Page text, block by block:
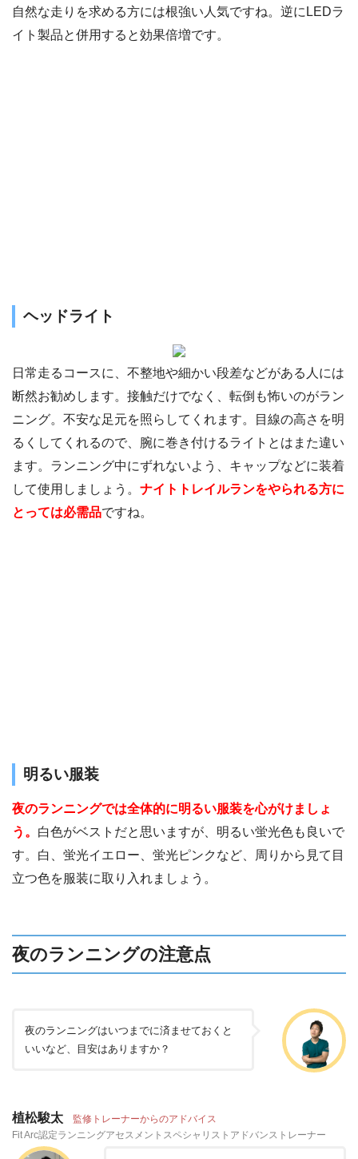
自然な走りを求める方には根強い人気ですね。逆にLEDラ
イト製品と併用すると効果倍増です。
ヘッドライト
日常走るコースに、不整地や細かい段差などがある人には
断然お勧めします。接触だけでなく、転倒も怖いのがラン
ニング。不安な足元を照らしてくれます。目線の高さを明
るくしてくれるので、腕に巻き付けるライトとはまた違い
ます。ランニング中にずれないよう、キャップなどに装着
して使用しましょう。 ナイトトレイルランをやられる方に
とっては必需品ですね。
明るい服装
夜のランニングでは全体的に明るい服装を心がけましょ
う。 白色がベストだと思いますが、明るい蛍光色も良いで
す。白、蛍光イエロー、蛍光ピンクなど、周りから見て目
立つ色を服装に取り入れましょう。
夜のランニングの注意点
夜のランニングはいつまでに済ませておくと
いいなど、目安はありますか？
植松駿太 監修トレーナーからのアドバイス
Fit Arc認定ランニングアセスメントスペシャリストアドバンストレーナー